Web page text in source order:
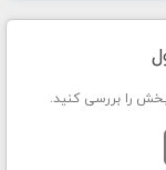
را بررسی کنید.